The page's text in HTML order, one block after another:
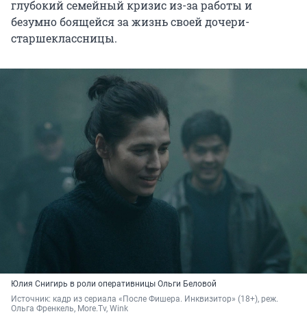
глубокий семейный кризис из-за работы и
безумно боящейся за жизнь своей дочери-
старшеклассницы.
Юлия Снигирь в роли оперативницы Ольги Беловой
Источник: кадр из сериала «После Фишера. Инквизитор» (18+), реж.
Ольга Френкель, More.Tv, Wink